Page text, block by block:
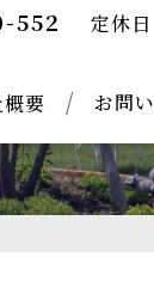
552 定休
要 お問